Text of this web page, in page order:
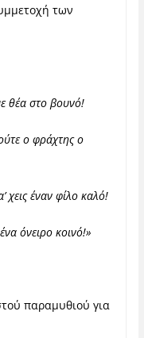
των
θέα στο βουνό!
ο φράχτης ο
χεις έναν φίλο καλό!
όνειρο κοινό!»
παραμυθιού για